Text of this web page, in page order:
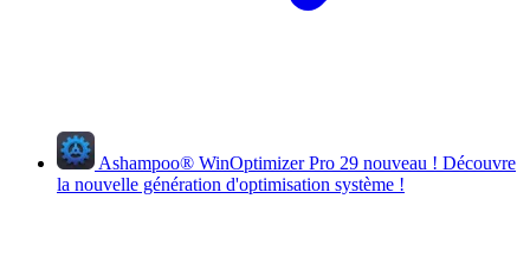
Ashampoo® WinOptimizer Pro 29 nouveau ! Découvre
la nouvelle génération d'optimisation système !